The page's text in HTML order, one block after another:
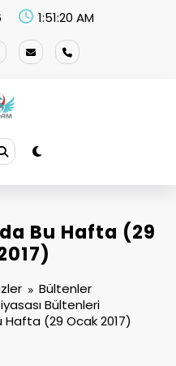
1:51:20 AM
Bu Hafta (29
Bültenler
Bültenleri
Hafta (29 Ocak 2017)